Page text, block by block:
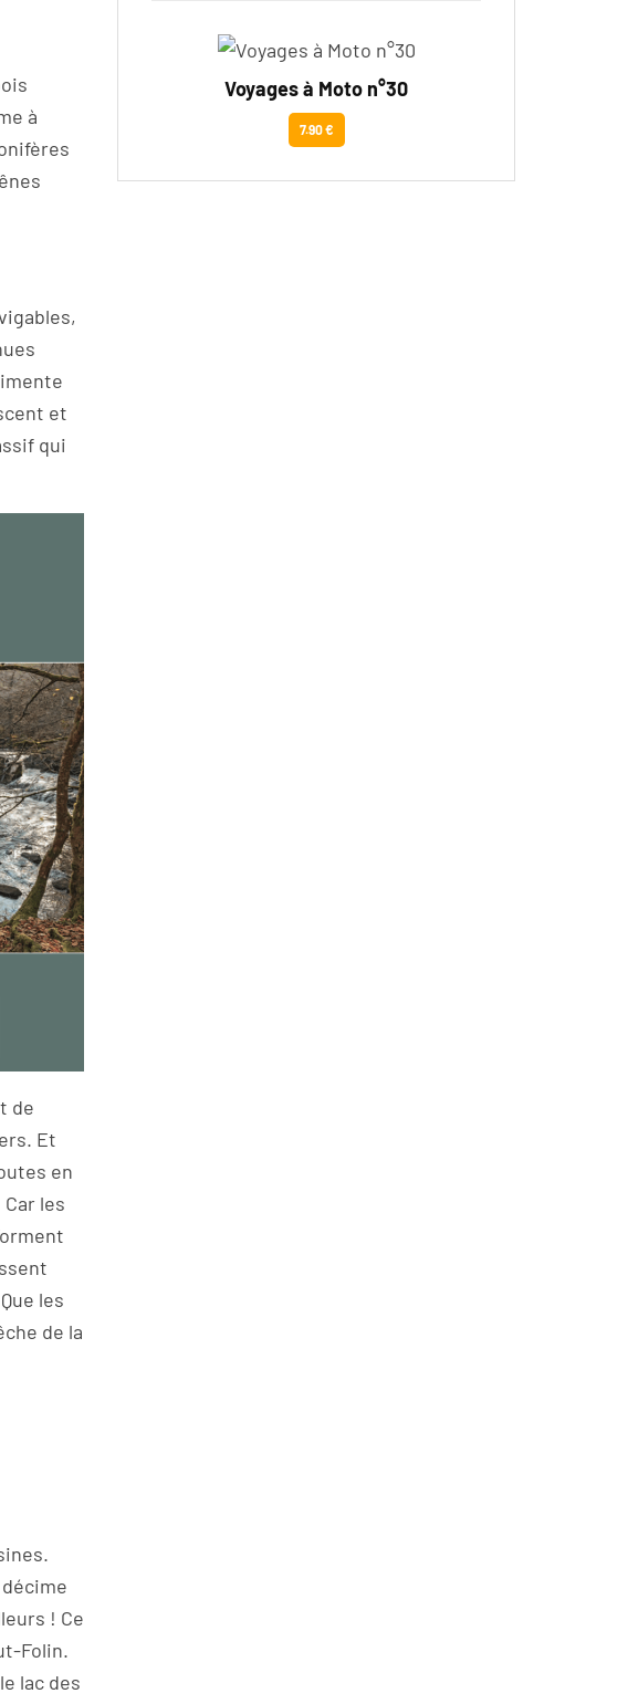
à
et
qui
de
Et
en
les
les
de la
! Ce
Folin.
lac des
Voyages à Moto n°30
7.90 €